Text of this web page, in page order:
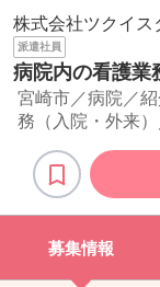
株式会社ツクイ
派遣社員
病院内の看護業
宮崎市／病院／
務（入院・外来
募集情報